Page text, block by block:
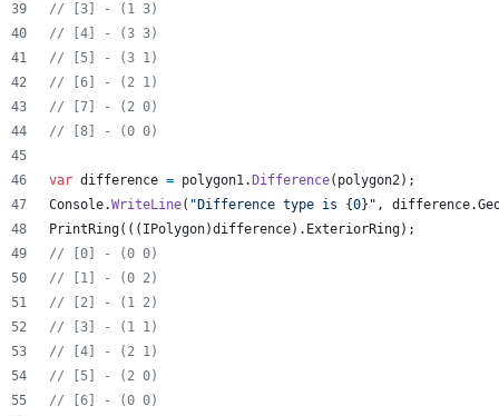
// [3] - (1 3)
// [4] - (3 3)
// [5] - (3 1)
// [6] - (2 1)
// [7] - (2 0)
// [8] - (0 0)
var difference = polygon1. Difference( polygon2) ;
Console.WriteLine( "Difference type is {0}" , difference.
PrintRing( ( ( IPolygon)difference) . ExteriorRing) ;
// [0] - (0 0)
// [1] - (0 2)
// [2] - (1 2)
// [3] - (1 1)
// [4] - (2 1)
// [5] - (2 0)
// [6] - (0 0)